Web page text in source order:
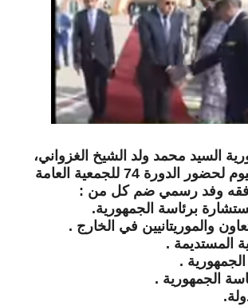
السيد محمد ولد الشيخ الغزواني،
نواكشوط صباح اليوم لحضور الدورة 74 للجمعية العامة
وفد رسمي ضم كل من :
برئاسة الجمهورية.
والموريتانيين في الخارج .
المستديمة .
.
الجمهورية .